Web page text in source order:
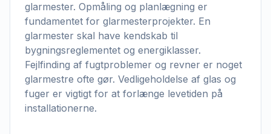
glarmester. Opmåling og planlægning er
fundamentet for glarmesterprojekter. En
glarmester skal have kendskab til
bygningsreglementet og energiklasser.
Fejlfinding af fugtproblemer og revner er noget
glarmestre ofte gør. Vedligeholdelse af glas og
fuger er vigtigt for at forlænge levetiden på
installationerne.